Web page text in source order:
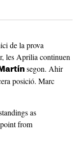
de la prova
les Aprilia continuen
segon. Ahir
posició. Marc
as
from